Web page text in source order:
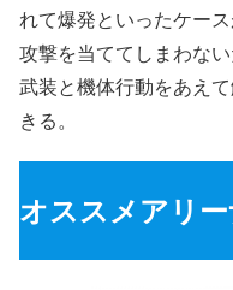
れて爆発といったケー
攻撃を当ててしまわな
武装と機体行動をあえ
きる。
オススメアリ